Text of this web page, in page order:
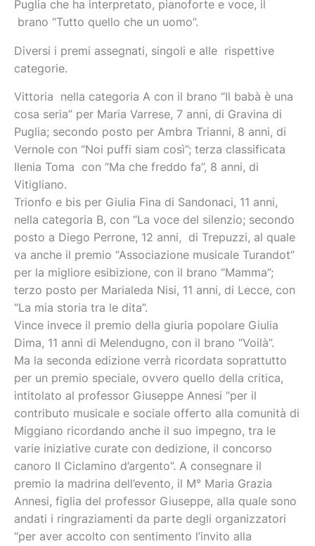
Puglia che ha interpretato, pianoforte e voce, il
brano “Tutto quello che un uomo”.
Diversi i premi assegnati, singoli e alle rispettive
categorie.
Vittoria nella categoria A con il brano “Il babà è una
cosa seria” per Maria Varrese, 7 anni, di Gravina di
Puglia; secondo posto per Ambra Trianni, 8 anni, di
Vernole con “Noi puffi siam così”; terza classificata
Ilenia Toma con “Ma che freddo fa”, 8 anni, di
Vitigliano.
Trionfo e bis per Giulia Fina di Sandonaci, 11 anni,
nella categoria B, con “La voce del silenzio; secondo
posto a Diego Perrone, 12 anni, di Trepuzzi, al quale
va anche il premio “Associazione musicale Turandot”
per la migliore esibizione, con il brano “Mamma”;
terzo posto per Marialeda Nisi, 11 anni, di Lecce, con
“La mia storia tra le dita”.
Vince invece il premio della giuria popolare Giulia
Dima, 11 anni di Melendugno, con il brano “Voilà”.
Ma la seconda edizione verrà ricordata soprattutto
per un premio speciale, ovvero quello della critica,
intitolato al professor Giuseppe Annesi “per il
contributo musicale e sociale offerto alla comunità di
Miggiano ricordando anche il suo impegno, tra le
varie iniziative curate con dedizione, il concorso
canoro Il Ciclamino d’argento”. A consegnare il
premio la madrina dell’evento, il M° Maria Grazia
Annesi, figlia del professor Giuseppe, alla quale sono
andati i ringraziamenti da parte degli organizzatori
“per aver accolto con sentimento l’invito alla